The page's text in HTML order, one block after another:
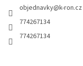
objednavky@k-ron.cz
774267134
774267134